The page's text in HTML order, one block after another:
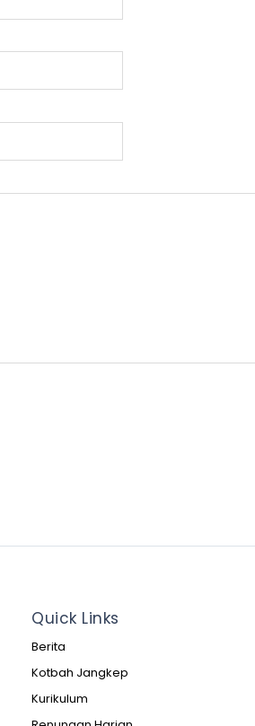
Quick Links
Berita
Kotbah Jangkep
Kurikulum